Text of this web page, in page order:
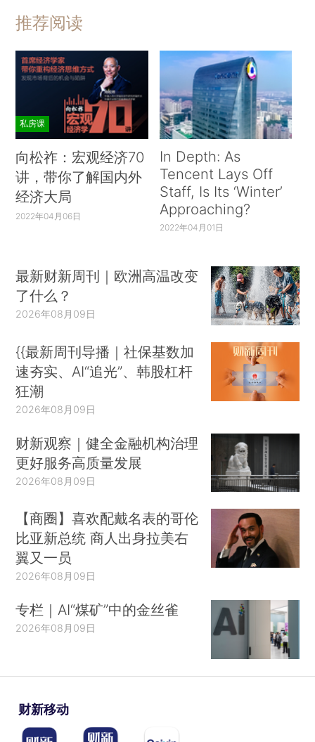
推荐阅读
私房课
向松祚：宏观经济70
讲，带你了解国内外
经济大局
2022年04月06日
In Depth: As
Tencent Lays Off
Staff, Is Its ‘Winter’
Approaching?
2022年04月01日
最新财新周刊｜欧洲高温改变
了什么？
2026年08月09日
{{最新周刊导播｜社保基数加
速夯实、AI“追光”、韩股杠杆
狂潮
2026年08月09日
财新观察｜健全金融机构治理
更好服务高质量发展
2026年08月09日
【商圈】喜欢配戴名表的哥伦
比亚新总统 商人出身拉美右
翼又一员
2026年08月09日
专栏｜AI“煤矿”中的金丝雀
2026年08月09日
财新移动